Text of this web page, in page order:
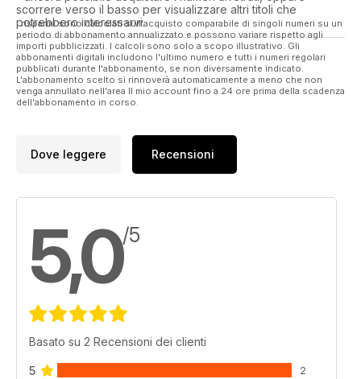
this issue focussing on triggering and what can be achieved
by incorporating even basic electronics into your set-up.
Alongside all of this we also have our regular news, reviews
of the hottest new gear, tuition and features as well as your
chance to win a superb DrumCraft series 5 kit worth over
£650.00.
scorrere verso il basso per visualizzare altri titoli che
potrebbero interessarvi.
I risparmi sono calcolati sull'acquisto comparabile di singoli numeri su un
periodo di abbonamento annualizzato e possono variare rispetto agli
importi pubblicizzati. I calcoli sono solo a scopo illustrativo. Gli
abbonamenti digitali includono l'ultimo numero e tutti i numeri regolari
pubblicati durante l'abbonamento, se non diversamente indicato.
L'abbonamento scelto si rinnoverà automaticamente a meno che non
venga annullato nell'area Il mio account fino a 24 ore prima della scadenza
dell'abbonamento in corso.
Dove leggere Recensioni
5,0/5
Basato su 2 Recensioni dei clienti
5 2